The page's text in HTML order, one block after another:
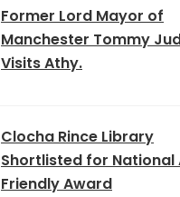
Former Lord Mayor of
Manchester Tommy
Visits Athy.
Clocha Rince Library
Shortlisted for National
Friendly Award